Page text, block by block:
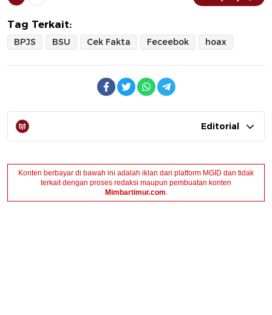
Tag Terkait:
BPJS BSU Cek Fakta Feceebok hoax
Editorial
Konten berbayar di bawah ini adalah iklan dari platform MGID dan tidak
terkait dengan proses redaksi maupun pembuatan konten
Mimbartimur.com